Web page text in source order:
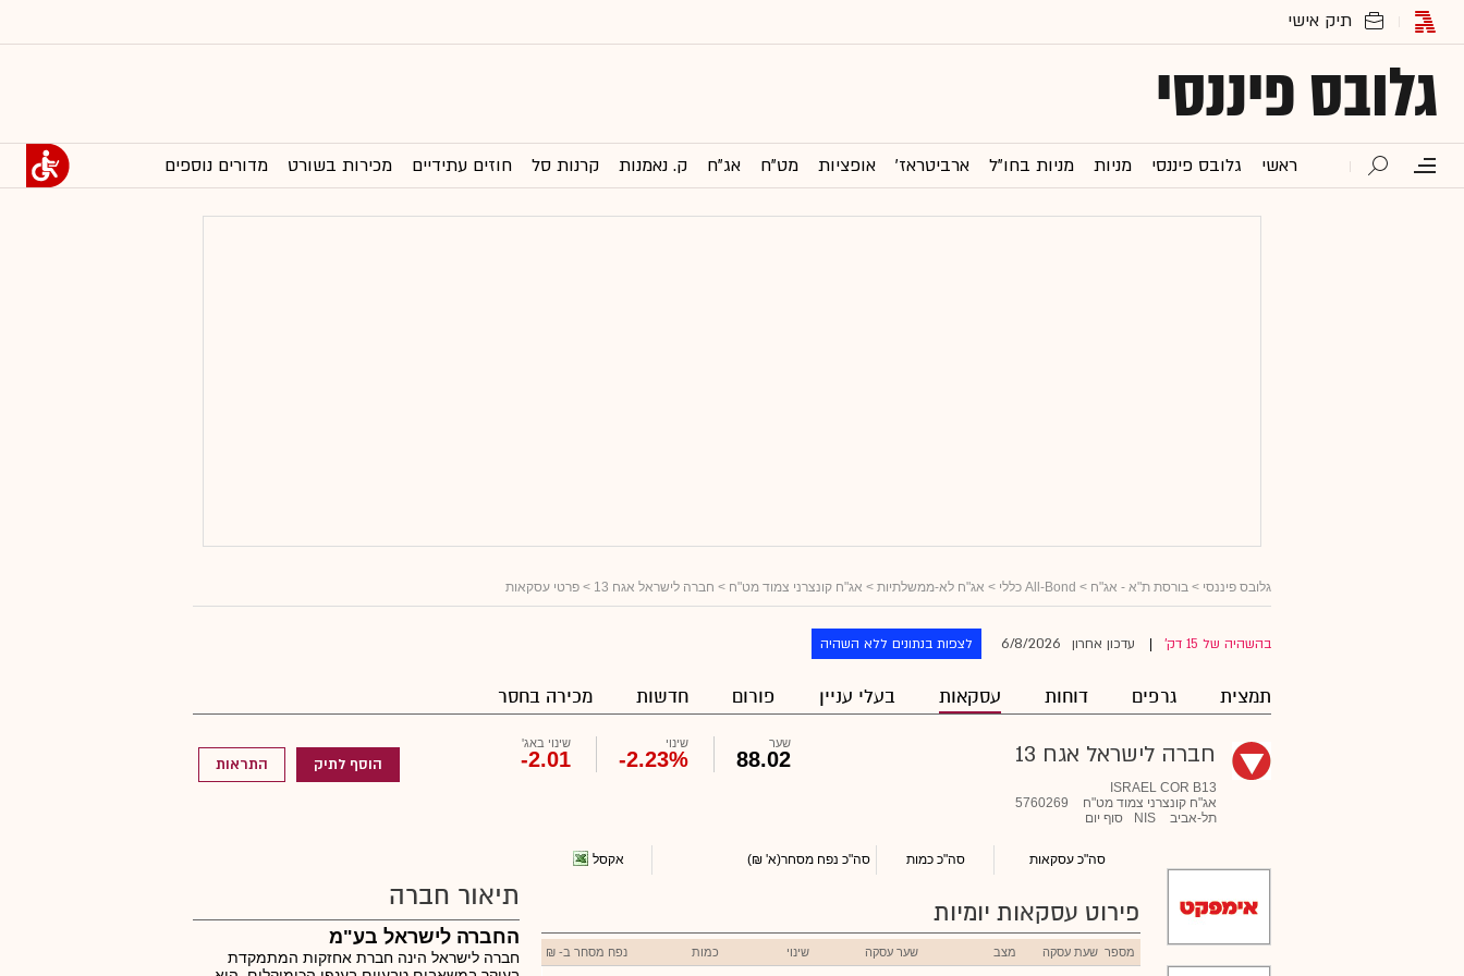
גלובס פיננסי
ראשי גלובס פיננסי מניות מניות בחו"ל ארביטראז' אופציות מט"ח אג"ח ק. נאמנות קרנות סל חוזים עתידיים מכירות בשורט מדורים נוספים
גלובס פיננסי > בורסת ת"א - אג"ח > All-Bond כללי > אג"ח לא-ממשלתיות > אג"ח קונצרני צמוד מט"ח > חברה לישראל אגח 13 > פרטי עסקאות
בהשהיה של 15 דק' עדכון אחרון 6/8/2026 לצפות בנתונים ללא השהיה
תמצית גרפים דוחות עסקאות בעלי עניין פורום חדשות מכירה בחסר
חברה לישראל אגח 13
ISRAEL COR B13
אג"ח קונצרני צמוד מט"ח
5760269
תל-אביב
NIS סוף יום
שער
88.02
שינוי
-2.23%
שינוי באג'
-2.01 הוסף לתיק התראות
סה"כ עסקאות סה"כ כמות סה"כ נפח מסחר(א' ₪) אקסל
פירוט עסקאות יומיות
מספר שעת עסקה מצב שער עסקה שינוי כמות נפח מסחר ב- ₪
תיאור חברה
החברה לישראל בע"מ
חברה לישראל הינה חברת אחזקות המתמקדת